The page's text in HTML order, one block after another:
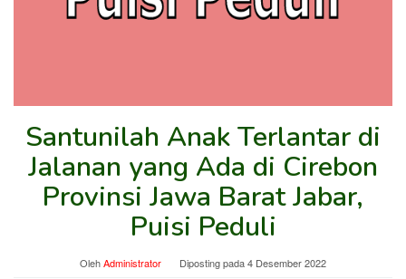
Santunilah Anak Terlantar di
Jalanan yang Ada di Cirebon
Provinsi Jawa Barat Jabar,
Puisi Peduli
OlehAdministrator Diposting pada4 Desember 2022